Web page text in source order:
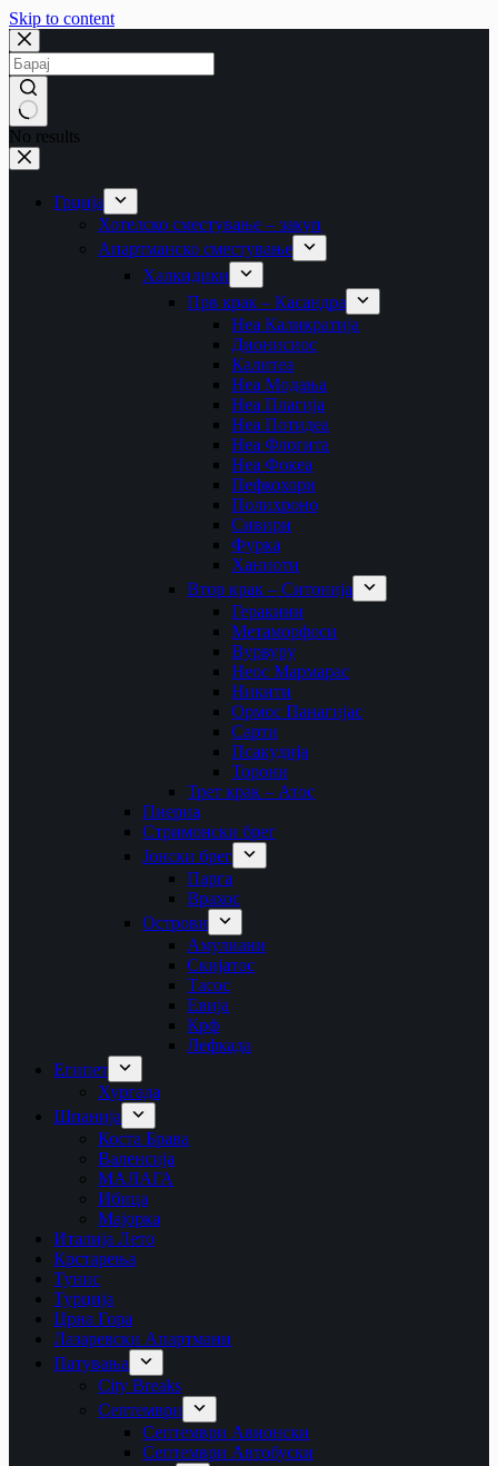
Skip to content
No results
Грција
Хотелско сместување – закуп
Апартманско сместување
Халкидики
Прв крак – Касандра
Неа Каликратија
Дионисиос
Калитеа
Неа Модања
Неа Плагија
Неа Потидеа
Неа Флогита
Неа Фокеа
Пефкохори
Полихроно
Сивири
Фурка
Ханиоти
Втор крак – Ситонија
Геракини
Метаморфоси
Вурвуру
Неос Мармарас
Никити
Ормос Панагијас
Сарти
Псакудија
Торони
Трет крак – Атос
Пиериа
Стримонски брег
Јонски брег
Парга
Врахос
Острови
Амулиани
Скијатос
Тасос
Евија
Крф
Лефкада
Египет
Хургада
Шпанија
Коста Брава
Валенсија
МАЛАГА
Ибица
Мајорка
Италија Лето
Крстарења
Тунис
Турција
Црна Гора
Лазаревски Апартмани
Патувања
City Breaks
Септември
Септември Авионски
Септември Автобуски